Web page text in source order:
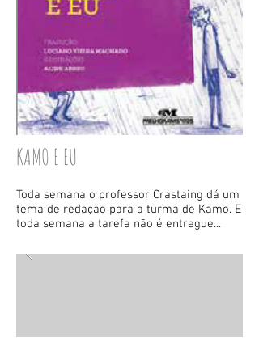
KAMO E EU
Toda semana o professor Crastaing dá um
tema de redação para a turma de Kamo. E
toda semana a tarefa não é entregue...